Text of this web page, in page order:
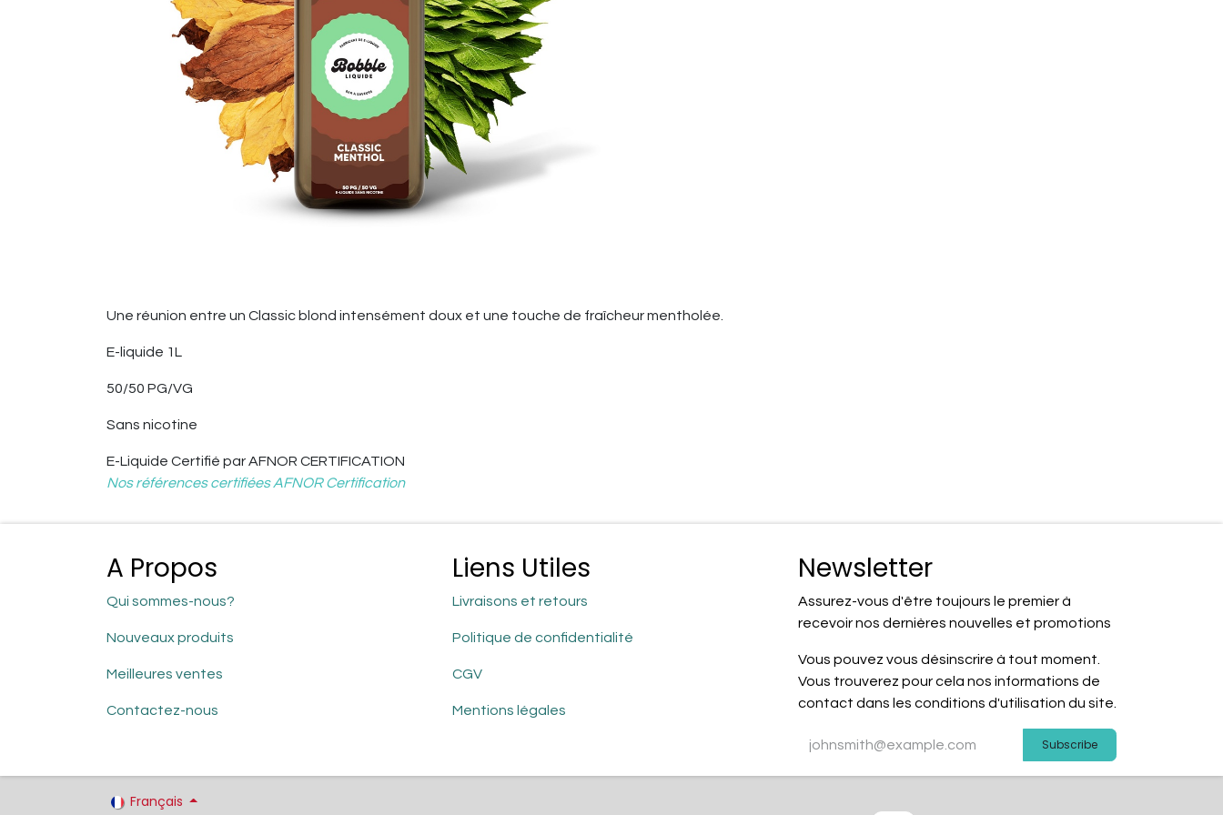
Une réunion entre un Classic blond intensément doux et une touche de fraîcheur mentholée.
E-liquide 1L
50/50 PG/VG
Sans nicotine
E-Liquide Certifié par AFNOR CERTIFICATION
Nos références certifiées AFNOR Certification
A Propos
Qui sommes-nous?
Nouveaux produits
Meilleures ventes
Contactez-nous
Liens Utiles
Livraisons et retours
Politique de confidentialité
CGV
Mentions légales
Newsletter
Assurez-vous d'être toujours le premier à
recevoir nos dernières nouvelles et promotions
Vous pouvez vous désinscrire à tout moment.
Vous trouverez pour cela nos informations de
contact dans les conditions d'utilisation du site.
Subscribe
Français